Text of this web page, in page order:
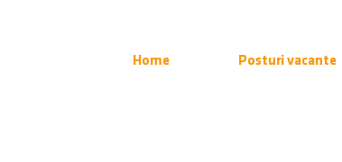
Home Posturi vacante